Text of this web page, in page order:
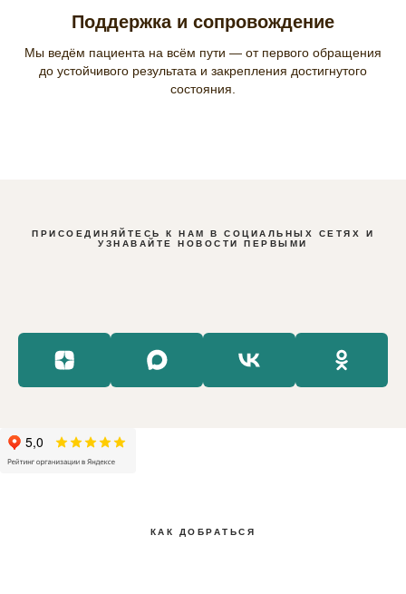
Поддержка и сопровождение
Мы ведём пациента на всём пути — от первого обращения
до устойчивого результата и закрепления достигнутого
состояния.
ПРИСОЕДИНЯЙТЕСЬ К НАМ В СОЦИАЛЬНЫХ СЕТЯХ И
УЗНАВАЙТЕ НОВОСТИ ПЕРВЫМИ
КАК ДОБРАТЬСЯ